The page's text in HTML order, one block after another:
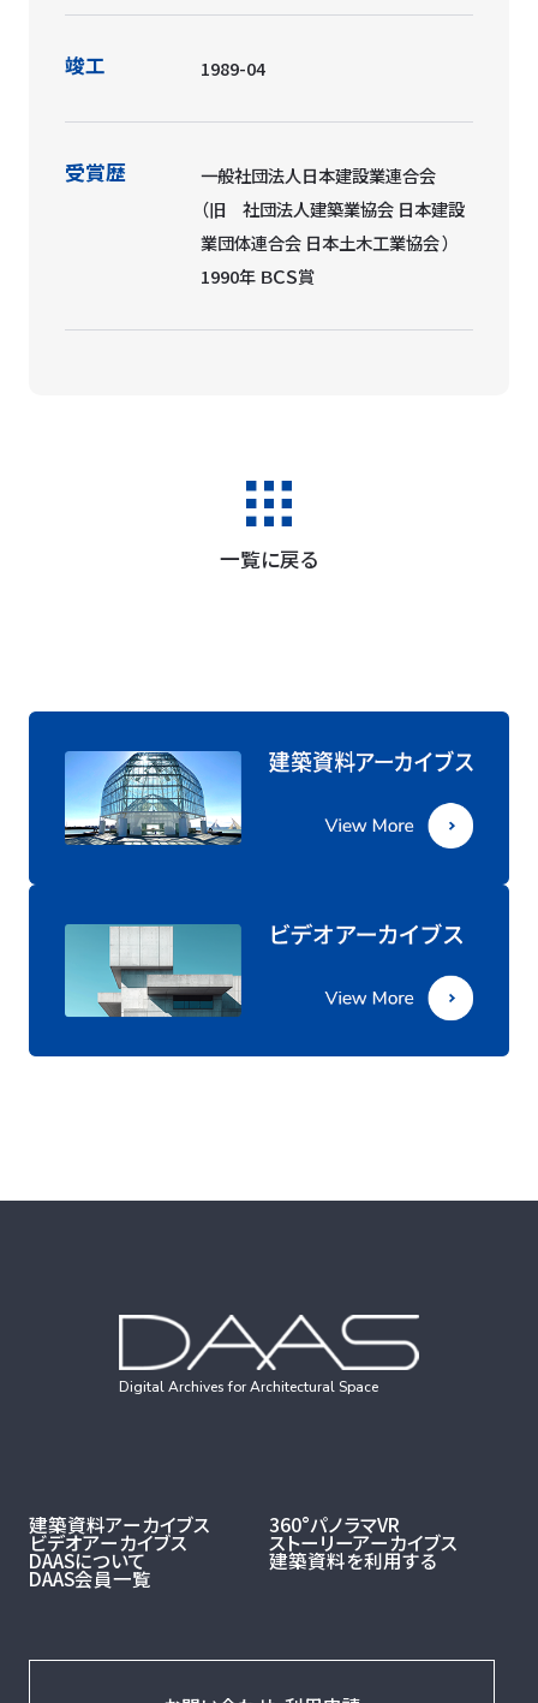
竣工 1989-04
受賞歴
一般社団法人日本建設業連合会
（旧 社団法人建築業協会 日本建設
業団体連合会 日本土木工業協会 ）
1990年 ＢＣＳ賞
一覧に戻る
Digital Archives for Architectural Space
建築資料アーカイブス 360°パノラマVR
ビデオアーカイブス ストーリーアーカイブス
DAASについて 建築資料を利用する
DAAS会員一覧